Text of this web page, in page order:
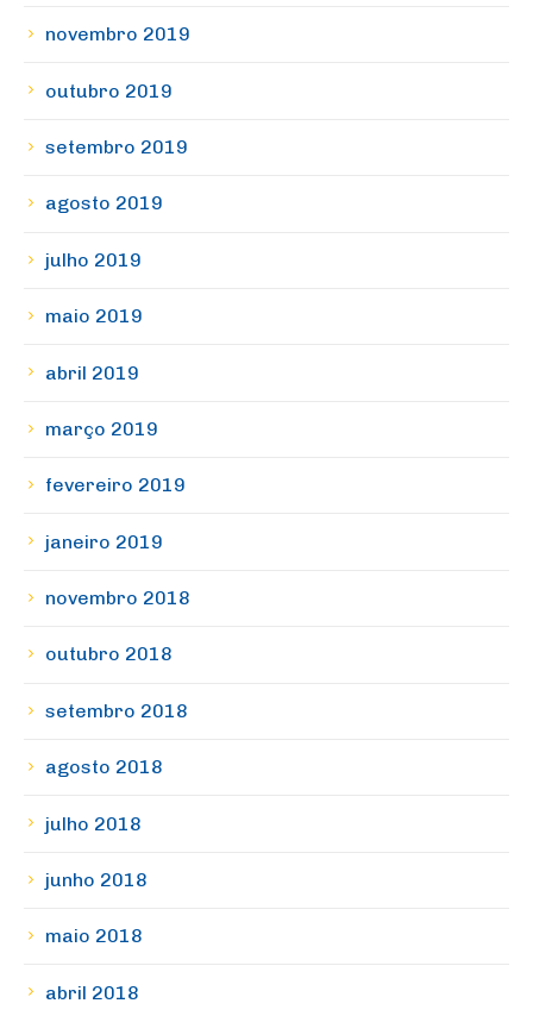
novembro 2019
outubro 2019
setembro 2019
agosto 2019
julho 2019
maio 2019
abril 2019
março 2019
fevereiro 2019
janeiro 2019
novembro 2018
outubro 2018
setembro 2018
agosto 2018
julho 2018
junho 2018
maio 2018
abril 2018